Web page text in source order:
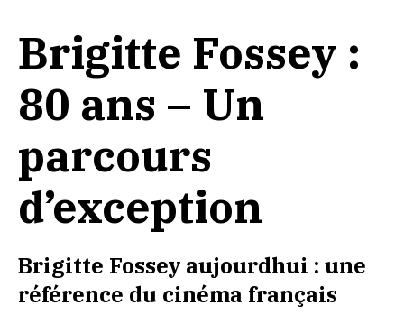
Brigitte Fossey :
80 ans – Un
parcours
d’exception
Brigitte Fossey aujourdhui : une
référence du cinéma français